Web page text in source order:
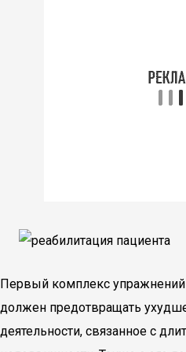
Первый комплекс
должен предотвращать
деятельности, связанное с